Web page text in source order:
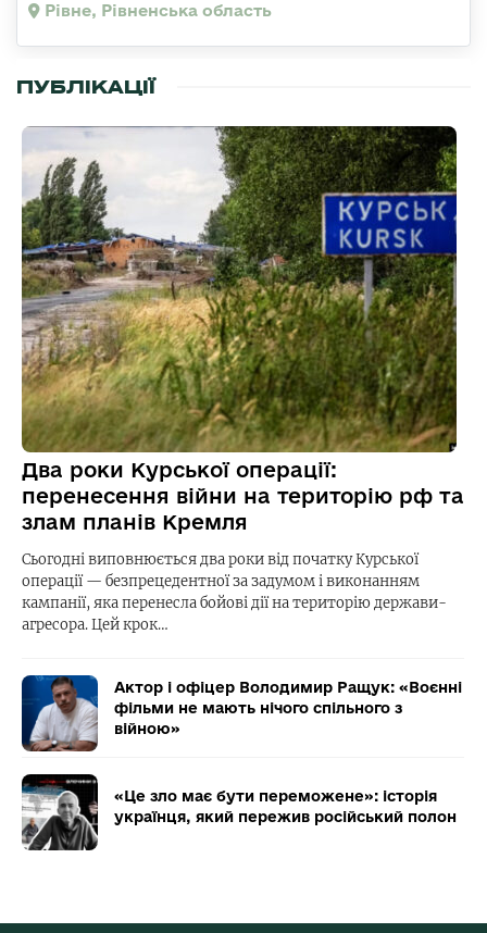
Рівне, Рівненська область
ПУБЛІКАЦІЇ
Два роки Курської операції:
перенесення війни на територію рф та
злам планів Кремля
Сьогодні виповнюється два роки від початку Курської
операції — безпрецедентної за задумом і виконанням
кампанії, яка перенесла бойові дії на територію держави-
агресора. Цей крок…
Актор і офіцер Володимир Ращук: «Воєнні
фільми не мають нічого спільного з
війною»
«Це зло має бути переможене»: історія
українця, який пережив російський полон